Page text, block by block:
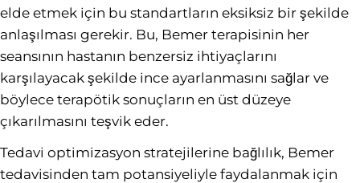
elde etmek için bu standartların eksiksiz bir şekilde
anlaşılması gerekir. Bu, Bemer terapisinin her
seansının hastanın benzersiz ihtiyaçlarını
karşılayacak şekilde ince ayarlanmasını sağlar ve
böylece terapötik sonuçların en üst düzeye
çıkarılmasını teşvik eder.
Tedavi optimizasyon stratejilerine bağlılık, Bemer
tedavisinden tam potansiyeliyle faydalanmak için